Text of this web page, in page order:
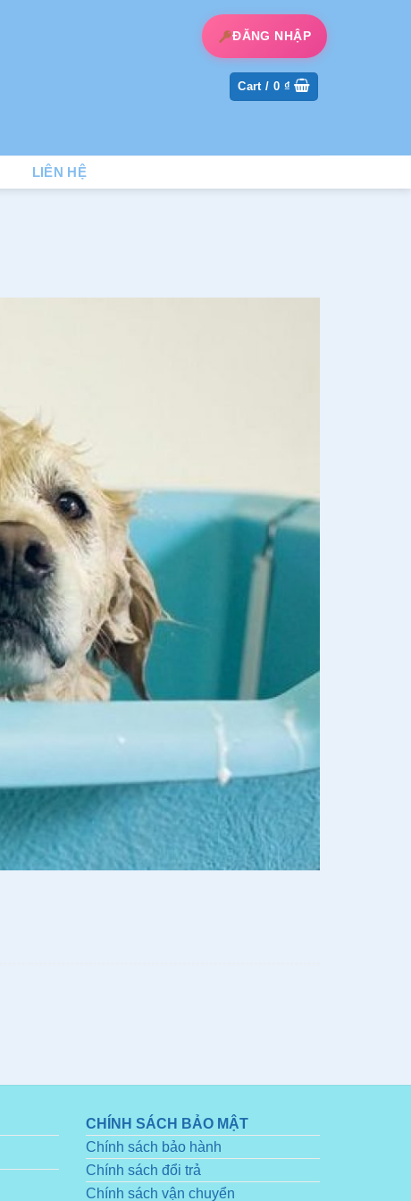
Cart / 0 ₫
LIÊN HỆ
CHÍNH SÁCH BẢO MẬT
Chính sách bảo hành
Chính sách đổi trả
Chính sách vận chuyển
ĐĂNG NHẬP